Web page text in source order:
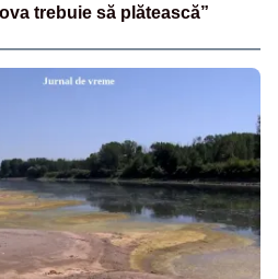
trebuie să plătească”